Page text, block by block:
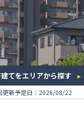
てをエリアから探す
新予定日：2026/08/22